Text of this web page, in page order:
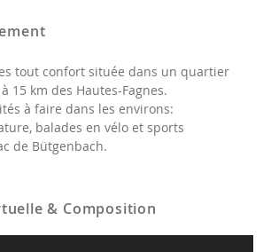
tout confort située dans un quartier
15 km des Hautes-Fagnes.
à faire dans les environs:
balades en vélo et sports
de Bütgenbach.
& Composition